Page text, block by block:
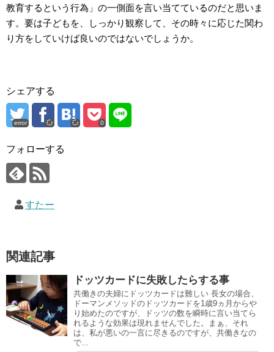
教育するという行為」の一側面を言い当てているのだと思いま
す。要は子どもを、しっかり観察して、その時々に応じた関わ
り方をしていけば良いのではないでしょうか。
シェアする
error 0
フォローする
すたー
関連記事
ドッツカードに失敗したらする事
共働きの夫婦にドッツカードは難しい 長女の場合、
ドーマンメソッドのドッツカードを1歳9ヵ月からや
り始めたのですが、ドッツの数を瞬時に言い当てら
れるような効果は現れませんでした。まぁ、それ
は、私が悪いの一言に尽きるのですが、共働きなの
で...